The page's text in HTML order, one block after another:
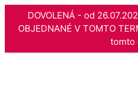
DOVOLENÁ - od
OBJEDNANÉ V TOMTO
tomto